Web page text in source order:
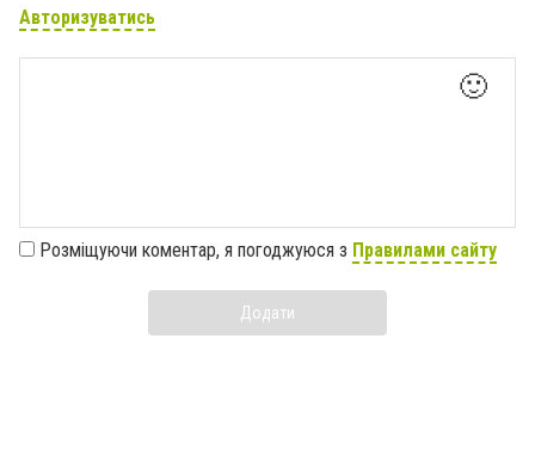
Авторизуватись
🙂
Розміщуючи коментар, я погоджуюся з Правилами сайту
Додати